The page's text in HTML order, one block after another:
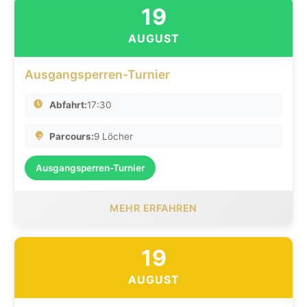
19
AUGUST
Ausgangsperren-Turnier
Abfahrt:17:30
Parcours:9 Löcher
Ausgangsperren-Turnier
MEHR ERFAHREN
19
AUGUST